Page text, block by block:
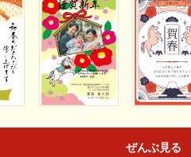
ぜんぶ見る